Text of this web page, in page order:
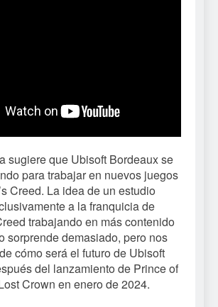
sugiere que Ubisoft Bordeaux se
para trabajar en nuevos juegos
Creed. La idea de un estudio
a la franquicia de
trabajando en más contenido
sorprende demasiado, pero nos
cómo será el futuro de Ubisoft
del lanzamiento de Prince of
Crown en enero de 2024.